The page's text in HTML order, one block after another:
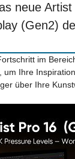
neue
(Gen2)
im
um Ihre
über Ihre